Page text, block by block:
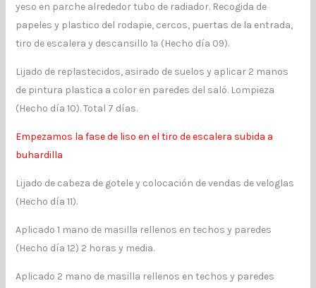
yeso en parche alrededor tubo de radiador. Recogida de
papeles y plastico del rodapie, cercos, puertas de la entrada,
tiro de escalera y descansillo 1ª (Hecho día 09).
Lijado de replastecidos, asirado de suelos y aplicar 2 manos
de pintura plastica a color en paredes del saló. Lompieza
(Hecho día 10). Total 7 días.
Empezamos la fase de liso en el tiro de escalera subida a
buhardilla
Lijado de cabeza de gotele y colocación de vendas de veloglas
(Hecho día 11).
Aplicado 1 mano de masilla rellenos en techos y paredes
(Hecho día 12) 2 horas y media.
Aplicado 2 mano de masilla rellenos en techos y paredes